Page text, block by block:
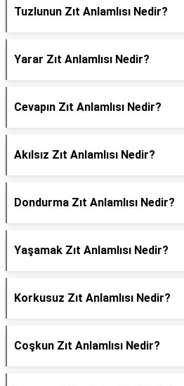
Tuzlunun Zıt Anlamlısı Nedir?
Yarar Zıt Anlamlısı Nedir?
Cevapın Zıt Anlamlısı Nedir?
Akılsız Zıt Anlamlısı Nedir?
Dondurma Zıt Anlamlısı Nedir?
Yaşamak Zıt Anlamlısı Nedir?
Korkusuz Zıt Anlamlısı Nedir?
Coşkun Zıt Anlamlısı Nedir?